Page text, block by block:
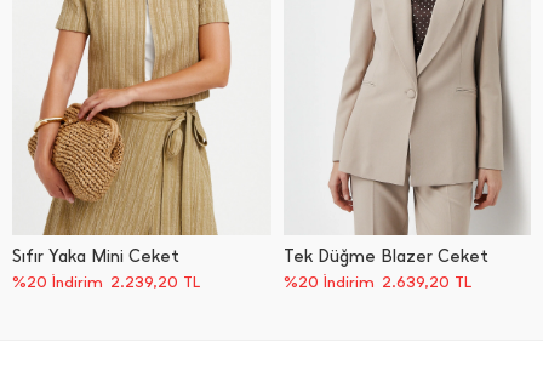
Sıfır Yaka Mini Ceket
%20 İndirim 2.239,20 TL
Tek Düğme Blazer Ceket
%20 İndirim 2.639,20 TL